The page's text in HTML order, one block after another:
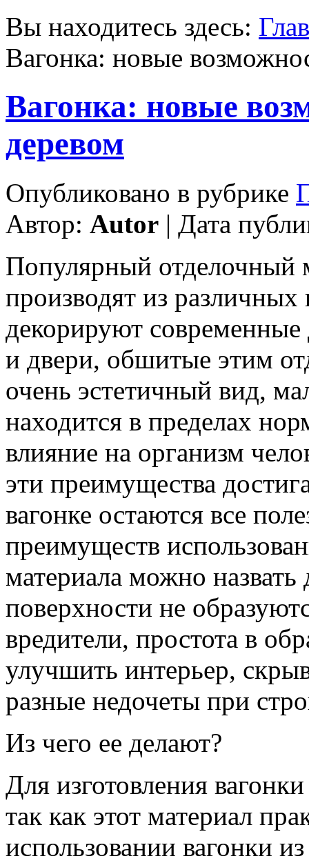
Вы находитесь здесь:
Вагонка: новые
Вагонка: новые
деревом
Опубликовано в рубрике
Автор: Autor | Дата
Популярный отделочный
производят из
декорируют
и двери, обшитые этим
очень эстетичный вид,
находится в пределах
влияние на организм
эти преимущества
вагонке остаются все
преимуществ
материала можно назвать
поверхности не
вредители, простота в
улучшить интерьер,
разные недочеты при
Из чего ее делают?
Для изготовления
так как этот материал
использовании вагонки